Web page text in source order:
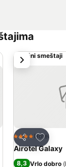
Slični smeštaji
Deli
Dodati
4 Zvezdice
Hotel
Airotel Galaxy
8,3 Vrlo dobro (
sledeće